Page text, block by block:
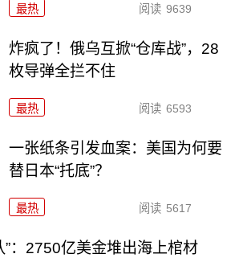
最热 阅读 9639
炸疯了！俄乌互掀“仓库战”，28
枚导弹全拦不住
最热 阅读 6593
一张纸条引发血案：美国为何要
替日本“托底”？
最热 阅读 5617
”：2750亿美金堆出海上棺材